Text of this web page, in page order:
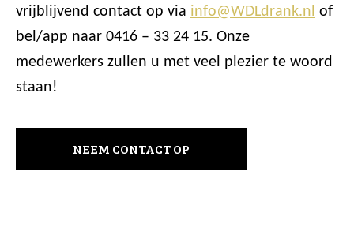
vrijblijvend contact op via info@WDLdrank.nl of
bel/app naar 0416 – 33 24 15. Onze
medewerkers zullen u met veel plezier te woord
staan!
NEEM CONTACT OP